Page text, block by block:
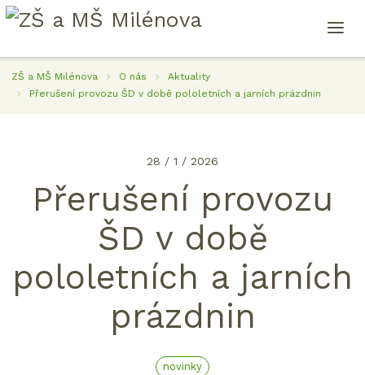
ZŠ a MŠ Milénova O nás
Aktuality
Přerušení provozu ŠD v době pololetních a jarních prázdnin
28 / 1 / 2026
Přerušení provozu
ŠD v době
pololetních a jarních
prázdnin
novinky